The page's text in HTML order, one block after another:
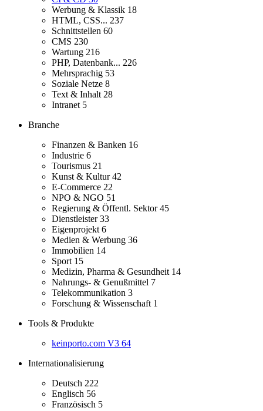
Werbung & Klassik 18
HTML, CSS... 237
Schnittstellen 60
CMS 230
Wartung 216
PHP, Datenbank... 226
Mehrsprachig 53
Soziale Netze 8
Text & Inhalt 28
Intranet 5
Branche
Finanzen & Banken 16
Industrie 6
Tourismus 21
Kunst & Kultur42
E-Commerce 22
NPO & NGO 51
Regierung & Öffentl. Sektor45
Dienstleister33
Eigenprojekt 6
Medien & Werbung 36
Immobilien 14
Sport 15
Medizin, Pharma & Gesundheit 14
Nahrungs- & Genußmittel 7
Telekommunikation 3
Forschung & Wissenschaft 1
Tools & Produkte
keinporto.com V3 64
Internationalisierung
Deutsch 222
Englisch 56
Französisch 5